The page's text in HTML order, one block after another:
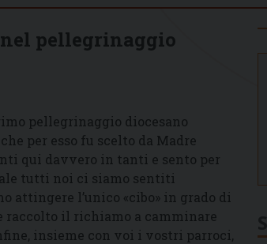
pellegrinaggio
pellegrinaggio diocesano
per esso fu scelto da Madre
qui davvero in tanti e sento per
tutti noi ci siamo sentiti
attingere l’unico «cibo» in grado di
raccolto il richiamo a camminare
insieme con voi i vostri parroci,